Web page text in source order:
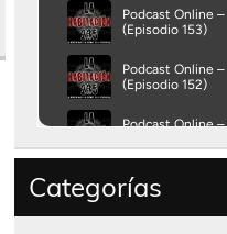
Categorías